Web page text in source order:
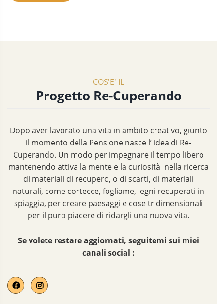
COS'E' IL
Progetto Re-Cuperando
Dopo aver lavorato una vita in ambito creativo, giunto
il momento della Pensione nasce l’ idea di Re-
Cuperando. Un modo per impegnare il tempo libero
mantenendo attiva la mente e la curiosità nella ricerca
di materiali di recupero, o di scarti, di materiali
naturali, come cortecce, fogliame, legni recuperati in
spiaggia, per creare paesaggi e cose tridimensionali
per il puro piacere di ridargli una nuova vita.
Se volete restare aggiornati, seguitemi sui miei
canali social :